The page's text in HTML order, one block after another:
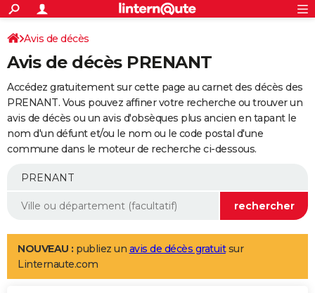
ACTUALITÉS
Politique
Société
Faits Divers
Education
Monde
Villes
+
SPORT
Coupe du monde 2026
Football
Tennis
Cyclisme
Rugby
Forum
Programme TV
TNT
Streaming
Cinéma
Sorties cinéma
Musique
+
FINANCE
Retraite
Epargne
Immobilier
Risques naturels par ville
Banque
Assurance
AUTO
Essais
Réserver un essai
Citadines
Berlines
SUV
Forum auto
+
Mobiles
Meilleur smartphone
Internet
Ordinateurs
Jeux vidéo
Guide high-tech
Aménagement intérieur
LIFESTYLE
Art de vivre
Bien-être
Loisirs
Mode
Modes de vie
Avis de décès
Avis de décès PRENANT
Accédez gratuitement sur cette page au carnet des décès des
PRENANT. Vous pouvez affiner votre recherche ou trouver un
avis de décès ou un avis d'obsèques plus ancien en tapant le
nom d'un défunt et/ou le nom ou le code postal d'une
commune dans le moteur de recherche ci-dessous.
NOUVEAU : publiez un avis de décès gratuitsur
Linternaute.com